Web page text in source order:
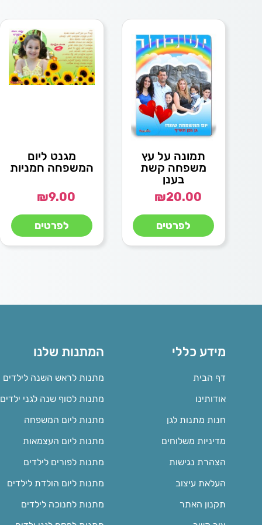
תמונה על עץ
משפחה קשת
בענן
₪20.00
לפרטים
מגנט ליום
המשפחה חמניות
₪9.00
לפרטים
מידע כללי
דף הבית
אודותינו
חנות מתנות לגן
מדיניות משלוחים
הצהרת נגישות
העלאת עיצוב
תקנון האתר
המתנות שלנו
מתנות לראש השנה לילדים
מתנות לסוף שנה לגני ילדים
מתנות ליום המשפחה
מתנות ליום העצמאות
מתנות לפורים לילדים
מתנות ליום הולדת לילדים
מתנות לחנוכה לילדים